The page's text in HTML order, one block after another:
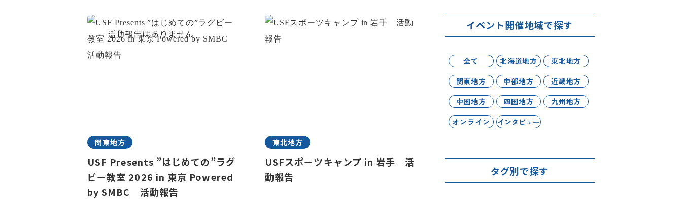
関東地方
USF Presents ”はじめての”ラグ
ビー教室 2026 in 東京 Powered
by SMBC 活動報告
東北地方
USFスポーツキャンプ in 岩手 活
動報告
イベント開催地域で探す
全て 北海道地方
東北地方
関東地方
中部地方
近畿地方
中国地方
四国地方
九州地方
オンライン
インタビュー
タグ別で探す